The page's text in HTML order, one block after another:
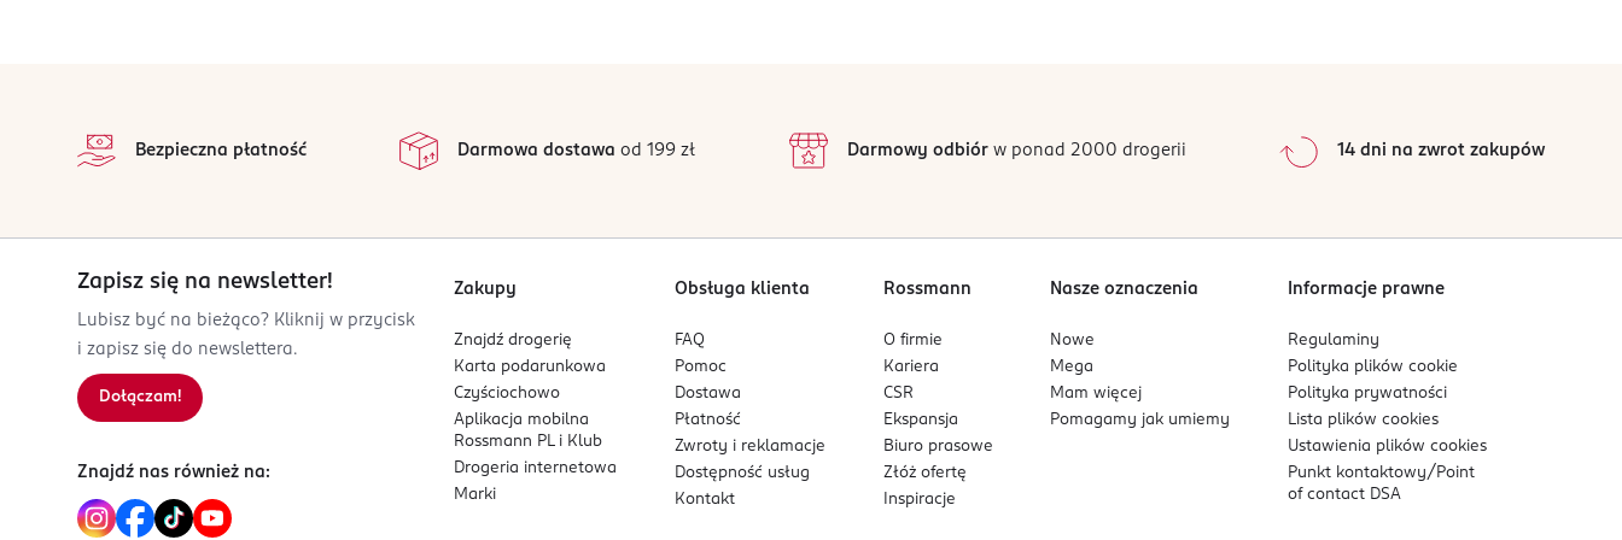
3 616301 273165
2
1
0%
Sortowanie wgdata: od najnowszej
Bezpieczna płatność Darmowa dostawa od 199 zł Darmowy odbiórw ponad 2000 drogerii 14 dni na zwrot zakupów
Zapisz się na newsletter!
Lubisz być na bieżąco? Kliknij w przycisk
i zapisz się do newslettera.
Dołączam!
Znajdź nas również na:
Zakupy
Znajdź drogerię
Karta podarunkowa
Czyściochowo
Aplikacja mobilna
Rossmann PL i Klub
Drogeria internetowa
Marki
Obsługa klienta
FAQ
Pomoc
Dostawa
Płatność
Zwroty i reklamacje
Dostępność usług
Kontakt
Rossmann
O firmie
Kariera
CSR
Ekspansja
Biuro prasowe
Złóż ofertę
Inspiracje
Nasze oznaczenia
Nowe
Mega
Mam więcej
Pomagamy jak umiemy
Informacje prawne
Regulaminy
Polityka plikówcookie
Polityka prywatności
Lista plikówcookies
Ustawienia plikówcookies
Punkt kontaktowy/ Point
of contact DSA